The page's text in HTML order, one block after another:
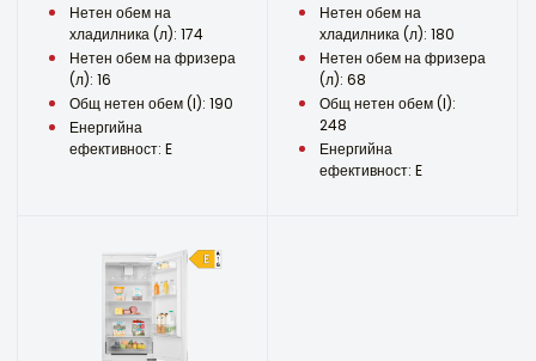
Нетен обем на
хладилника (л): 174
Нетен обем на фризера
(л): 16
Общ нетен обем (l): 190
Енергийна
ефективност: E
Нетен обем на
хладилника (л): 180
Нетен обем на фризера
(л): 68
Общ нетен обем (l):
248
Енергийна
ефективност: E